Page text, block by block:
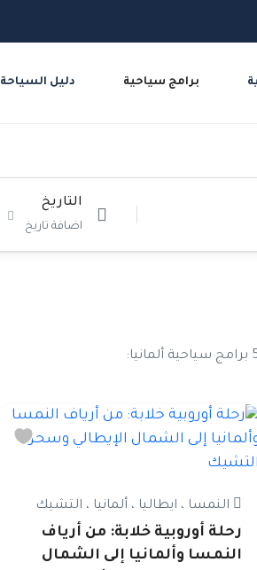
برامج سياحية دليل السياحة
التاريخ
اضافة تاريخ
ألمانيا:
النمسا ، ايطاليا ، ألمانيا ، التشيك
رحلة أوروبية خلابة: من أرياف
النمسا وألمانيا إلى الشمال